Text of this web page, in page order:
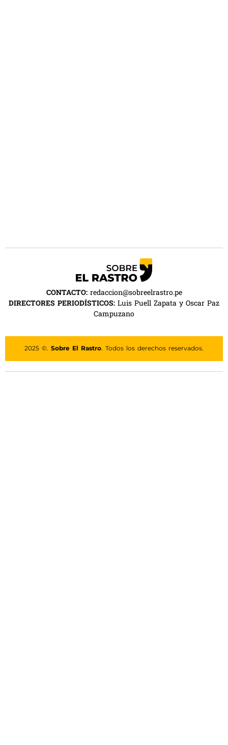
CONTACTO:redaccion@sobreelrastro.pe
DIRECTORES PERIODÍSTICOS: Luis Puell Zapata y Oscar Paz
Campuzano
2025 ©. Sobre El Rastro. Todos los derechos reservados.